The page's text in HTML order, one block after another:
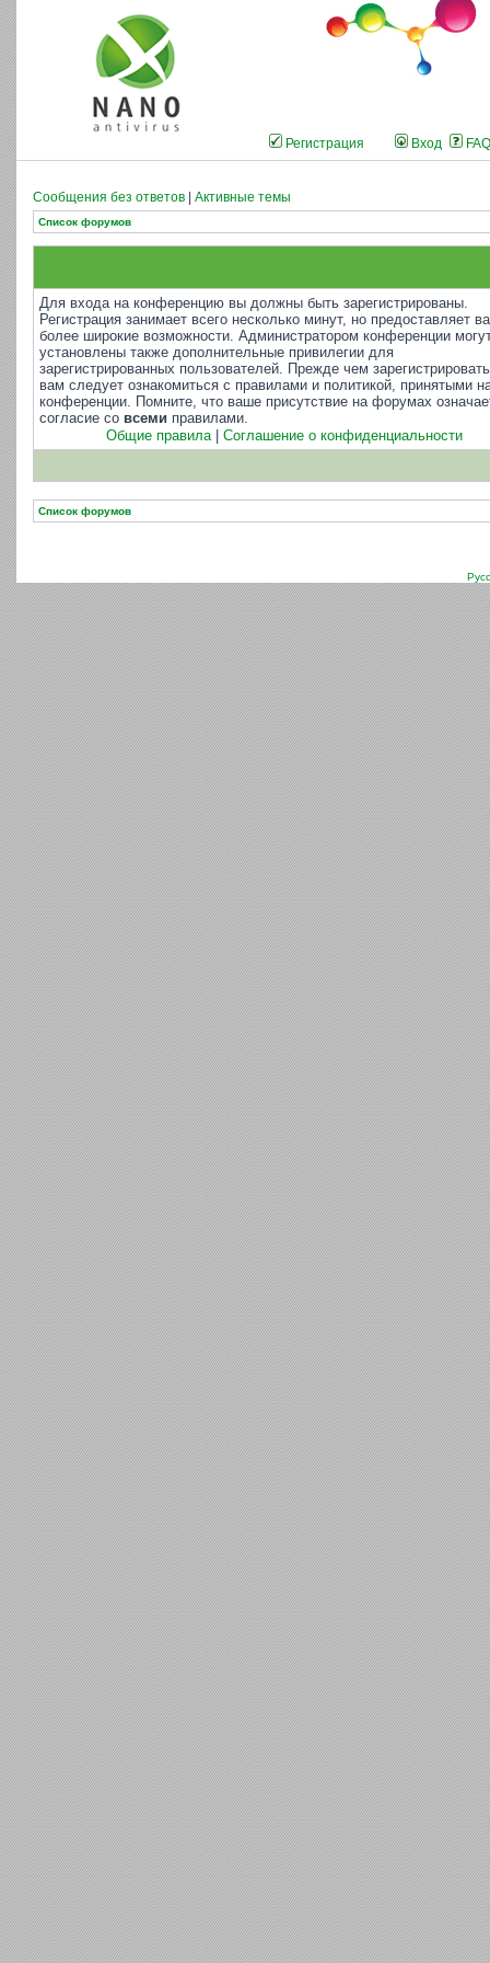
Регистрация Вход FAQ
Сообщения без ответов Активные темы
Список форумов
Для входа на конференцию вы должны быть зарегистрированы.
Регистрация занимает всего несколько минут, но предоставляет
более широкие возможности. Администратором конференции
установлены также дополнительные привилегии для
зарегистрированных пользователей. Прежде чем
вам следует ознакомиться с правилами и политикой, принятыми
конференции. Помните, что ваше присутствие на форумах
согласие со всеми правилами.
Общие правила| Соглашение о конфиденциальности
Список форумов